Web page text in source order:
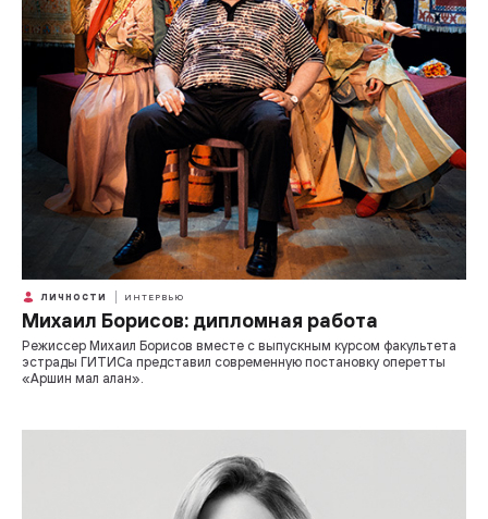
ЛИЧНОСТИ ИНТЕРВЬЮ
Михаил Борисов: дипломная работа
Режиссер Михаил Борисов вместе с выпускным курсом факультета
эстрады ГИТИСа представил современную постановку оперетты
«Аршин мал алан».